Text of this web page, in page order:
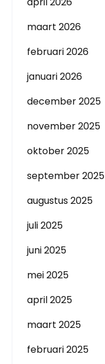
maart 2026
februari 2026
januari 2026
december 2025
november 2025
oktober 2025
september 2025
augustus 2025
juli 2025
juni 2025
mei 2025
april 2025
maart 2025
februari 2025